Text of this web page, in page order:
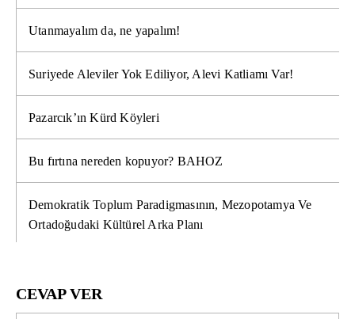
Utanmayalım da, ne yapalım!
Suriyede Aleviler Yok Ediliyor, Alevi Katliamı Var!
Pazarcık’ın Kürd Köyleri
Bu fırtına nereden kopuyor? BAHOZ
Demokratik Toplum Paradigmasının, Mezopotamya Ve
Ortadoğudaki Kültürel Arka Planı
CEVAP VER